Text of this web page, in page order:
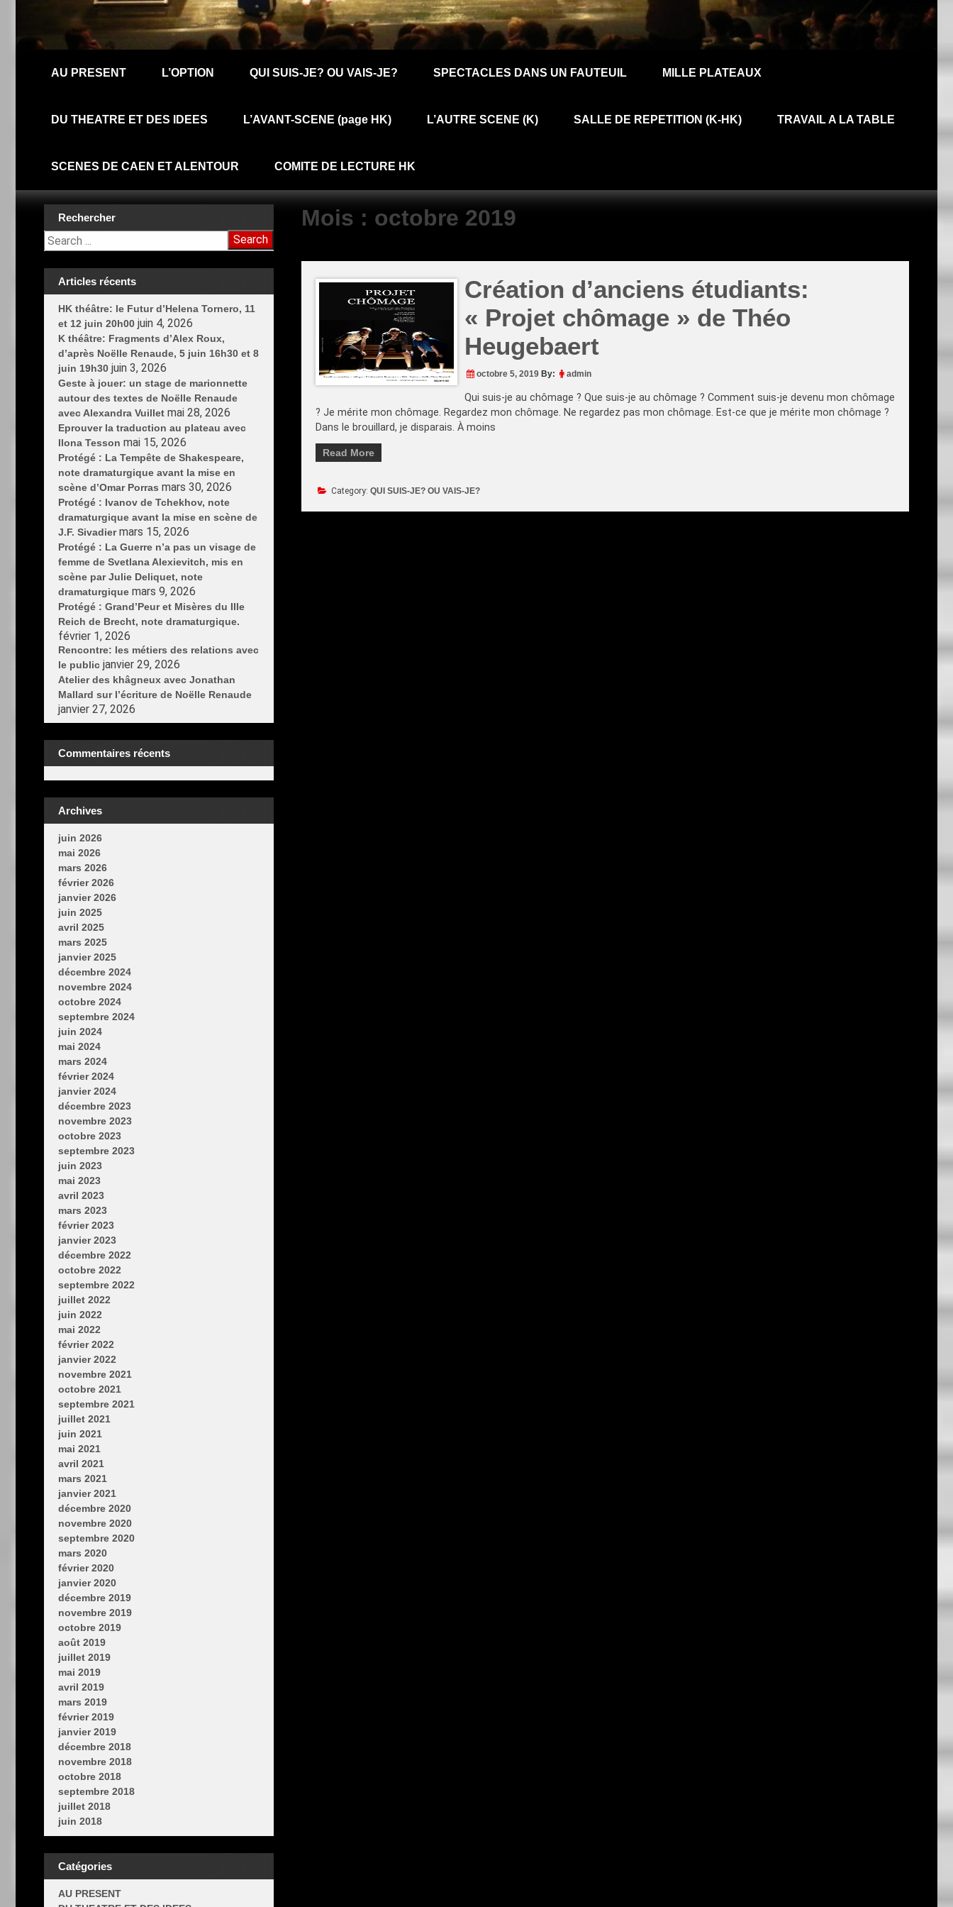
AU PRESENT L’OPTION QUI SUIS-JE? OU VAIS-JE? SPECTACLES DANS UN FAUTEUIL MILLE PLATEAUX
DU THEATRE ET DES IDEES L’AVANT-SCENE (page HK) L’AUTRE SCENE (K) SALLE DE REPETITION (K-HK) TRAVAIL A LA TABLE
SCENES DE CAEN ET ALENTOUR COMITE DE LECTURE HK
Mois : octobre 2019
Création d’anciens étudiants:
« Projet chômage » de Théo
Heugebaert
octobre 5, 2019 By: admin
Qui suis-je au chômage ? Que suis-je au chômage ? Comment suis-je devenu mon chômage
? Je mérite mon chômage. Regardez mon chômage. Ne regardez pas mon chômage. Est-ce que je mérite mon chômage ?
Dans le brouillard, je disparais. À moins
Read More
Category: QUI SUIS-JE? OU VAIS-JE?
Rechercher
Search
Articles récents
HK théâtre: le Futur d’Helena Tornero, 11
et 12 juin 20h00 juin 4, 2026
K théâtre: Fragments d’Alex Roux,
d’après Noëlle Renaude, 5 juin 16h30 et 8
juin 19h30 juin 3, 2026
Geste à jouer: un stage de marionnette
autour des textes de Noëlle Renaude
avec Alexandra Vuillet mai 28, 2026
Eprouver la traduction au plateau avec
Ilona Tesson mai 15, 2026
Protégé : La Tempête de Shakespeare,
note dramaturgique avant la mise en
scène d’Omar Porras mars 30, 2026
Protégé : Ivanov de Tchekhov, note
dramaturgique avant la mise en scène de
J.F. Sivadier mars 15, 2026
Protégé : La Guerre n’a pas un visage de
femme de Svetlana Alexievitch, mis en
scène par Julie Deliquet, note
dramaturgique mars 9, 2026
Protégé : Grand’Peur et Misères du IIIe
Reich de Brecht, note dramaturgique.
février 1, 2026
Rencontre: les métiers des relations avec
le public janvier 29, 2026
Atelier des khâgneux avec Jonathan
Mallard sur l’écriture de Noëlle Renaude
janvier 27, 2026
Commentaires récents
Archives
juin 2026
mai 2026
mars 2026
février 2026
janvier 2026
juin 2025
avril 2025
mars 2025
janvier 2025
décembre 2024
novembre 2024
octobre 2024
septembre 2024
juin 2024
mai 2024
mars 2024
février 2024
janvier 2024
décembre 2023
novembre 2023
octobre 2023
septembre 2023
juin 2023
mai 2023
avril 2023
mars 2023
février 2023
janvier 2023
décembre 2022
octobre 2022
septembre 2022
juillet 2022
juin 2022
mai 2022
février 2022
janvier 2022
novembre 2021
octobre 2021
septembre 2021
juillet 2021
juin 2021
mai 2021
avril 2021
mars 2021
janvier 2021
décembre 2020
novembre 2020
septembre 2020
mars 2020
février 2020
janvier 2020
décembre 2019
novembre 2019
octobre 2019
août 2019
juillet 2019
mai 2019
avril 2019
mars 2019
février 2019
janvier 2019
décembre 2018
novembre 2018
octobre 2018
septembre 2018
juillet 2018
juin 2018
Catégories
AU PRESENT